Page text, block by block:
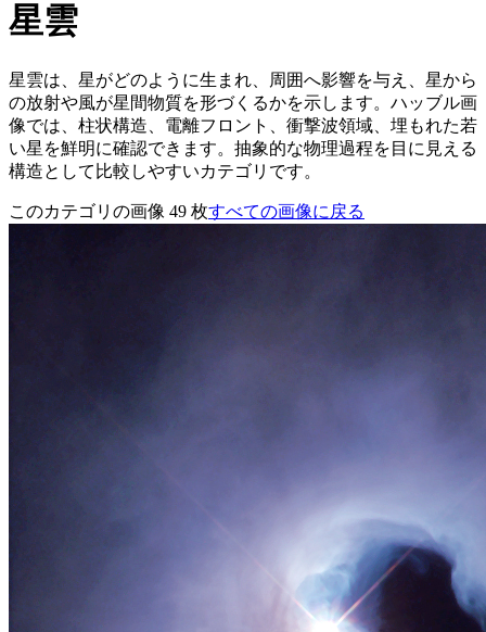
星雲
星雲は、星がどのように生まれ、周囲へ影響を与え、星から
の放射や風が星間物質を形づくるかを示します。ハッブル画
像では、柱状構造、電離フロント、衝撃波領域、埋もれた若
い星を鮮明に確認できます。抽象的な物理過程を目に見える
構造として比較しやすいカテゴリです。
このカテゴリの画像 49 枚すべての画像に戻る